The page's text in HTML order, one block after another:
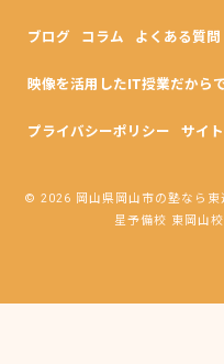
ブログ コラム よくある質問
映像を活用したIT授業だから
プライバシーポリシー サイ
© 2026 岡山県岡山市の塾なら東
星予備校 東岡山